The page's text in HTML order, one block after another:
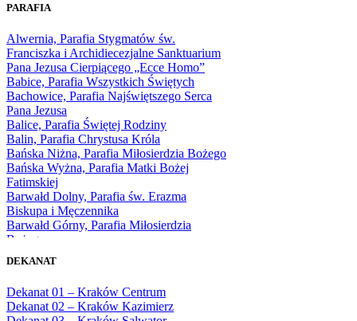
1966
1968
1969
1970
1971
1972
1973
1974
1975
1976
1977
1978
1979
1980
1981
1983
1985
1986
1987
PARAFIA
Alwernia, Parafia Stygmatów św.
Franciszka i Archidiecezjalne Sanktuarium
Pana Jezusa Cierpiącego „Ecce Homo”
Babice, Parafia Wszystkich Świętych
Bachowice, Parafia Najświętszego Serca
Pana Jezusa
Balice, Parafia Świętej Rodziny
Balin, Parafia Chrystusa Króla
Bańska Niżna, Parafia Miłosierdzia Bożego
Bańska Wyżna, Parafia Matki Bożej
Fatimskiej
Barwałd Dolny, Parafia św. Erazma
Biskupa i Męczennika
Barwałd Górny, Parafia Miłosierdzia
Bożego
Bęczarka, Parafia Matki Boskiej
Będkowice, Parafia Najświętszej Maryi
Panny Królowej
DEKANAT
Dekanat 01 – Kraków Centrum
Dekanat 02 – Kraków Kazimierz